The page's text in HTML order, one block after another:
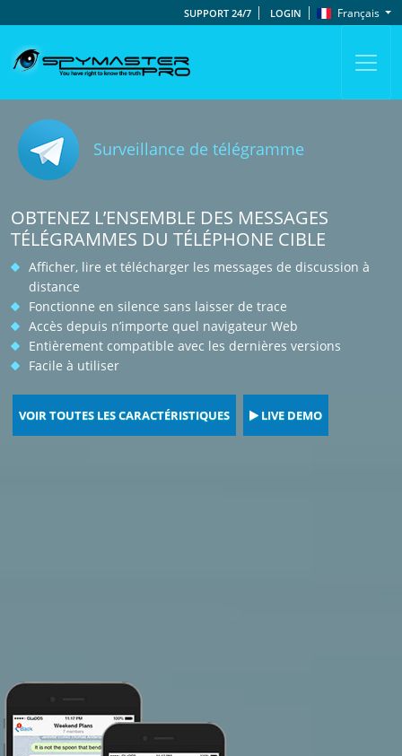
SUPPORT 24/7 LOGIN Français
Surveillance de télégramme
OBTENEZ L’ENSEMBLE DES MESSAGES
TÉLÉGRAMMES DU TÉLÉPHONE CIBLE
Afficher, lire et télécharger les messages de discussion à
distance
Fonctionne en silence sans laisser de trace
Accès depuis n’importe quel navigateur Web
Entièrement compatible avec les dernières versions
Facile à utiliser
VOIR TOUTES LES CARACTÉRISTIQUES LIVE DEMO